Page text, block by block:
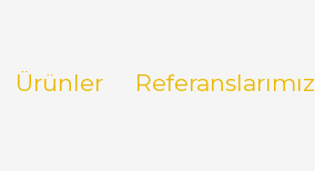
Ürünler Referanslarımız